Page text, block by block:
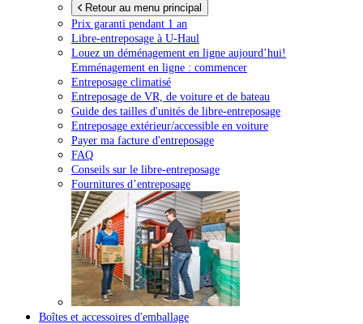
Retour au menu principal
Prix garanti pendant 1 an
Libre-entreposage à U-Haul
Louez un déménagement en ligne aujourd’hui!
Emménagement en ligne : commencer
Entreposage climatisé
Entreposage de VR, de voiture et de bateau
Guide des tailles d'unités de libre-entreposage
Entreposage extérieur/accessible en voiture
Payer ma facture d'entreposage
FAQ
Conseils sur le libre-entreposage
Fournitures d’entreposage
Boîtes et accessoires d'emballage